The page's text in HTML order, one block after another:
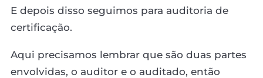
E depois disso seguimos para auditoria de
certificação.
Aqui precisamos lembrar que são duas partes
envolvidas, o auditor e o auditado, então